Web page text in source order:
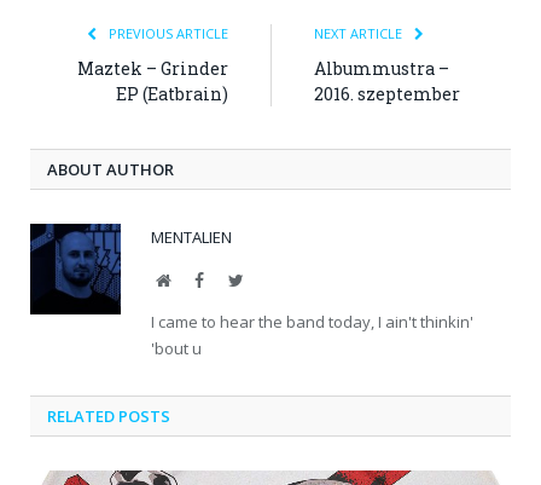
PREVIOUS ARTICLE
Maztek – Grinder
EP (Eatbrain)
NEXT ARTICLE
Albummustra –
2016. szeptember
ABOUT AUTHOR
MENTALIEN
WebsiteFacebookTwitter
I came to hear the band today, I ain't thinkin'
'bout u
RELATED POSTS